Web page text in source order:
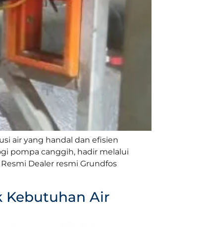
air yang handal dan efisien
pompa canggih, hadir melalui
Dealer resmi Grundfos
Kebutuhan Air